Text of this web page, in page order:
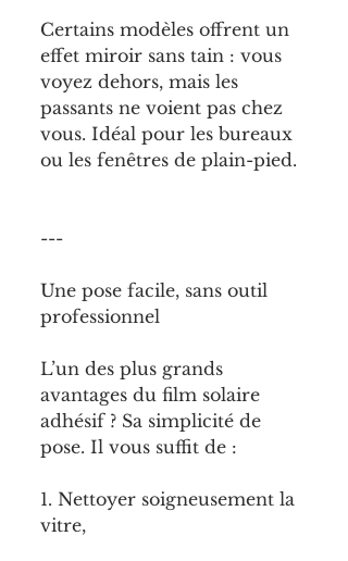
Certains modèles offrent un
effet miroir sans tain : vous
voyez dehors, mais les
passants ne voient pas chez
vous. Idéal pour les bureaux
ou les fenêtres de plain-pied.
---
Une pose facile, sans outil
professionnel
L’un des plus grands
avantages du film solaire
adhésif ? Sa simplicité de
pose. Il vous suffit de :
1. Nettoyer soigneusement la
vitre,